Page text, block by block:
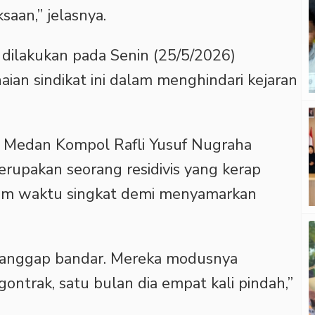
jelasnya.
pada Senin (25/5/2026)
sindikat ini dalam menghindari kejaran
Kompol Rafli Yusuf Nugraha
seorang residivis yang kerap
waktu singkat demi menyamarkan
bandar. Mereka modusnya
satu bulan dia empat kali pindah,”